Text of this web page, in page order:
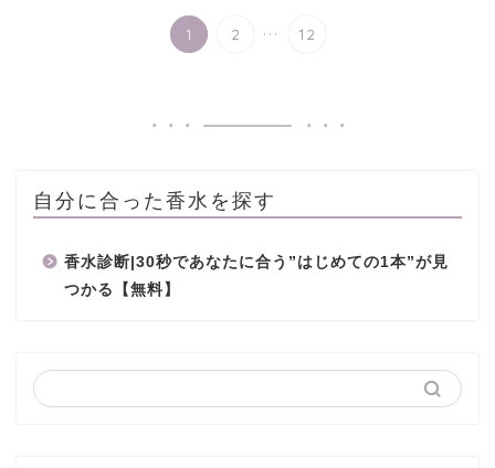
1 2 ... 12
自分に合った香水を探す
香水診断|30秒であなたに合う”はじめての1本”が見
つかる【無料】